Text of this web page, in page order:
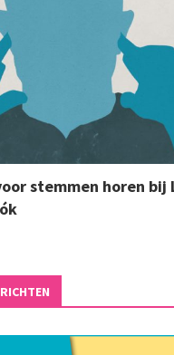
stemmen horen bij